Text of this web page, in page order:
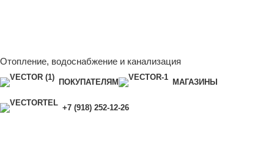
Отопление, водоснабжение и канализация
ПОКУПАТЕЛЯМ МАГАЗИНЫ
+7 (918) 252-12-26